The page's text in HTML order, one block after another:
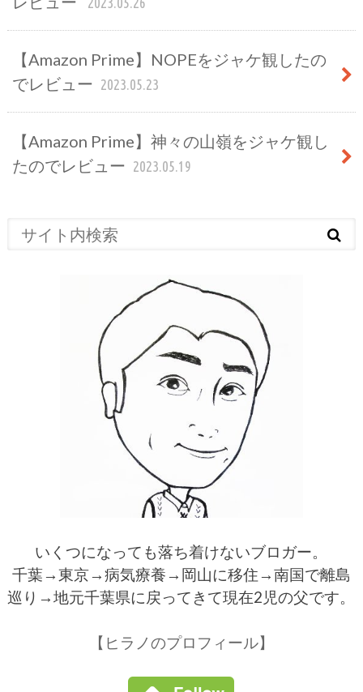
【Amazon Prime】NOPEをジャケ観したの
でレビュー 2023.05.23
【Amazon Prime】神々の山嶺をジャケ観し
たのでレビュー 2023.05.19
いくつになっても落ち着けないブロガー。
千葉→東京→病気療養→岡山に移住→南国で離島
巡り→地元千葉県に戻ってきて現在2児の父です。
【ヒラノのプロフィール】